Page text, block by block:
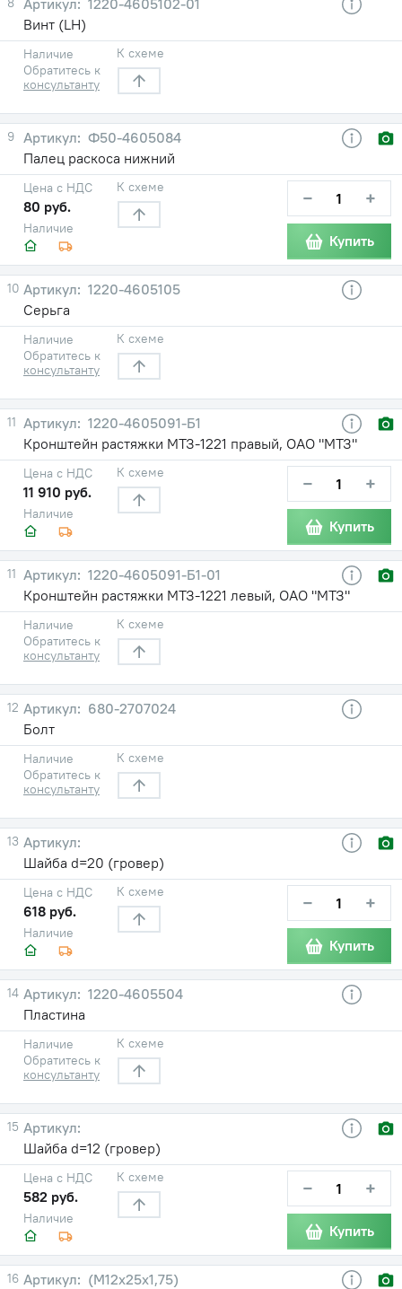
Винт (LH)
Наличие
Обратитесь к
консультанту
К схеме
9
Ф50-4605084
Палец раскоса нижний
Наличие
Цена с НДС
80 руб.
К схеме − +
Купить
10
1220-4605105
Серьга
Наличие
Обратитесь к
консультанту
К схеме
11
1220-4605091-Б1
Кронштейн растяжки МТЗ-1221 правый, ОАО "МТЗ"
Наличие
Цена с НДС
11 910 руб.
К схеме − +
Купить
11
1220-4605091-Б1-01
Кронштейн растяжки МТЗ-1221 левый, ОАО "МТЗ"
Наличие
Обратитесь к
консультанту
К схеме
12
680-2707024
Болт
Наличие
Обратитесь к
консультанту
К схеме
13
Шайба d=20 (гровер)
Наличие
Цена с НДС
618 руб.
К схеме − +
Купить
14
1220-4605504
Пластина
Наличие
Обратитесь к
консультанту
К схеме
15
Шайба d=12 (гровер)
Наличие
Цена с НДС
582 руб.
К схеме − +
Купить
16
(М12х25х1,75)